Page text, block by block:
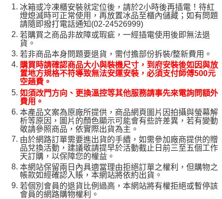
冰箱或冷凍櫃安裝就定位後，請於2小時後再插電！待紅
燈熄滅時可正常使用，再放置冰品至櫃內儲藏；如有問題
請隨即撥打電話通知(02-24526999)
若購買之商品非故障或瑕疵，一經插電使用後即無法退
貨。
若非商品本身問題要退貨，需付擔部份拆裝/整新費用。
購買時請確認商品大小與裝機尺寸，到府安裝後如因與放
置地方規格不符導致無法安運安裝，必須支付師傅500元
空趟費。
如須改門方向、更換溫控等其他服務請事先來電詢問額外
費用。
本產品文案為原廠所提供，商品網頁圖片因拍攝與螢幕解
析等原因，圖片的顏色顯示可能會有些許差異，若有變動
敬請參照商品，依實際出貨為主。
由於網路訂單需要進出貨的手續，如需參加廠商提供的贈
品兌換活動，建議敬請提早於活動截止日前三至五個工作
天訂購，以保障您的權益。
本網站保留兩日內具適當理由拒絕訂單之權利，但購物之
帳款如經確認入賬，本網站將依約出貨。
若個別會員的退貨比例過高，本網站將有權拒絕或暫停該
會員的網路購物權利。